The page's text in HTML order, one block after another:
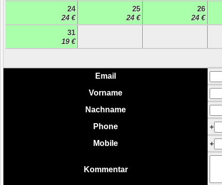
24
24 €
25
24 €
26
24 €
31
19 €
Email
Vorname
Nachname
Phone
+
Mobile
+
Kommentar